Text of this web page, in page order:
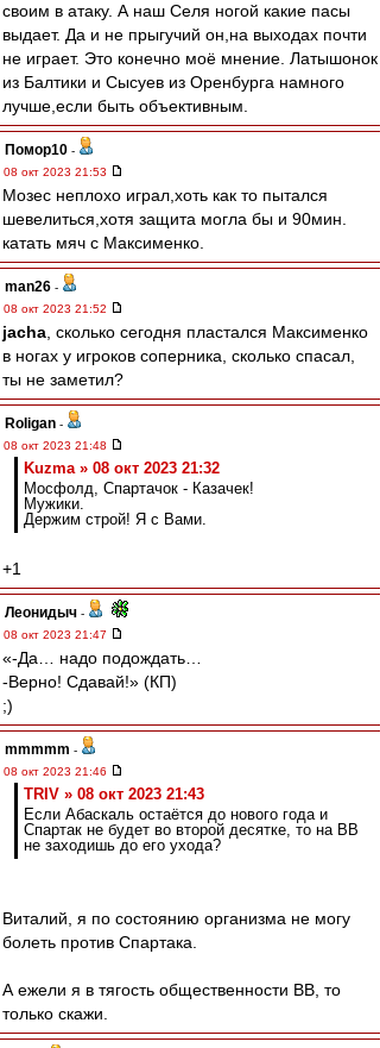
своим в атаку. А наш Селя ногой какие пасы
выдает. Да и не прыгучий он,на выходах почти
не играет. Это конечно моё мнение. Латышонок
из Балтики и Сысуев из Оренбурга намного
лучше,если быть объективным.
Помор10 -
08 окт 2023 21:53
Мозес неплохо играл,хоть как то пытался
шевелиться,хотя защита могла бы и 90мин.
катать мяч с Максименко.
man26 -
08 окт 2023 21:52
jacha , сколько сегодня пластался Максименко
в ногах у игроков соперника, сколько спасал,
ты не заметил?
Roligan -
08 окт 2023 21:48
Kuzma » 08 окт 2023 21:32
Мосфолд, Спартачок - Казачек!
Мужики.
Держим строй! Я с Вами.
+1
Леонидыч -
08 окт 2023 21:47
«-Да… надо подождать…
-Верно! Сдавай!» (КП)
;)
mmmmm -
08 окт 2023 21:46
TRIV » 08 окт 2023 21:43
Если Абаскаль остаётся до нового года и
Спартак не будет во второй десятке, то на ВВ
не заходишь до его ухода?
Виталий, я по состоянию организма не могу
болеть против Спартака.
А ежели я в тягость общественности ВВ, то
только скажи.